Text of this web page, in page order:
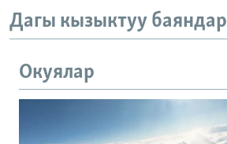
Дагы кызыктуу баяндар
Окуялар